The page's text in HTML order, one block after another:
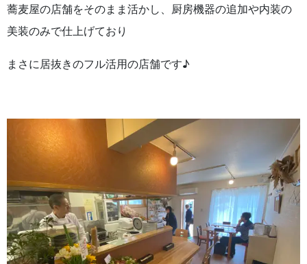
蕎麦屋の店舗をそのまま活かし、厨房機器の追加や内装の
美装のみで仕上げており
まさに居抜きのフル活用の店舗です♪